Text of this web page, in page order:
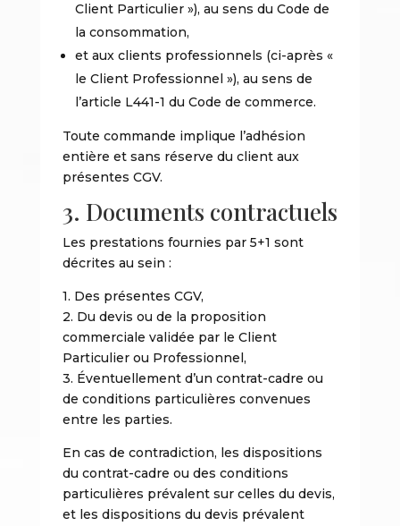
Client Particulier »), au sens du Code de
la consommation,
et aux clients professionnels (ci-après «
le Client Professionnel »), au sens de
l’article L441-1 du Code de commerce.
Toute commande implique l’adhésion
entière et sans réserve du client aux
présentes CGV.
3. Documents contractuels
Les prestations fournies par 5+1 sont
décrites au sein :
1. Des présentes CGV,
2. Du devis ou de la proposition
commerciale validée par le Client
Particulier ou Professionnel,
3. Éventuellement d’un contrat-cadre ou
de conditions particulières convenues
entre les parties.
En cas de contradiction, les dispositions
du contrat-cadre ou des conditions
particulières prévalent sur celles du devis,
et les dispositions du devis prévalent